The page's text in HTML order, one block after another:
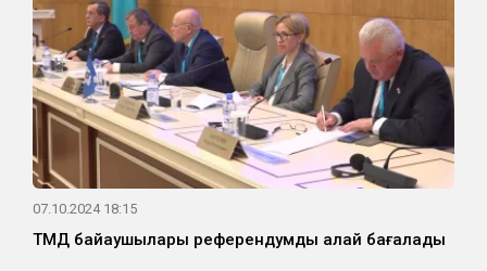
07.10.2024 18:15
ТМД байқаушылары референдумды қалай бағалады